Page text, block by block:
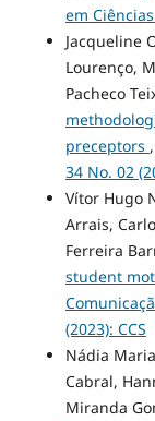
em
Jacqueline
Lourenço,
Pacheco
preceptors ,
34 No. 02
Vítor Hugo
Arrais,
Ferreira
student
(2023): CCS
Nádia
Cabral,
Miranda